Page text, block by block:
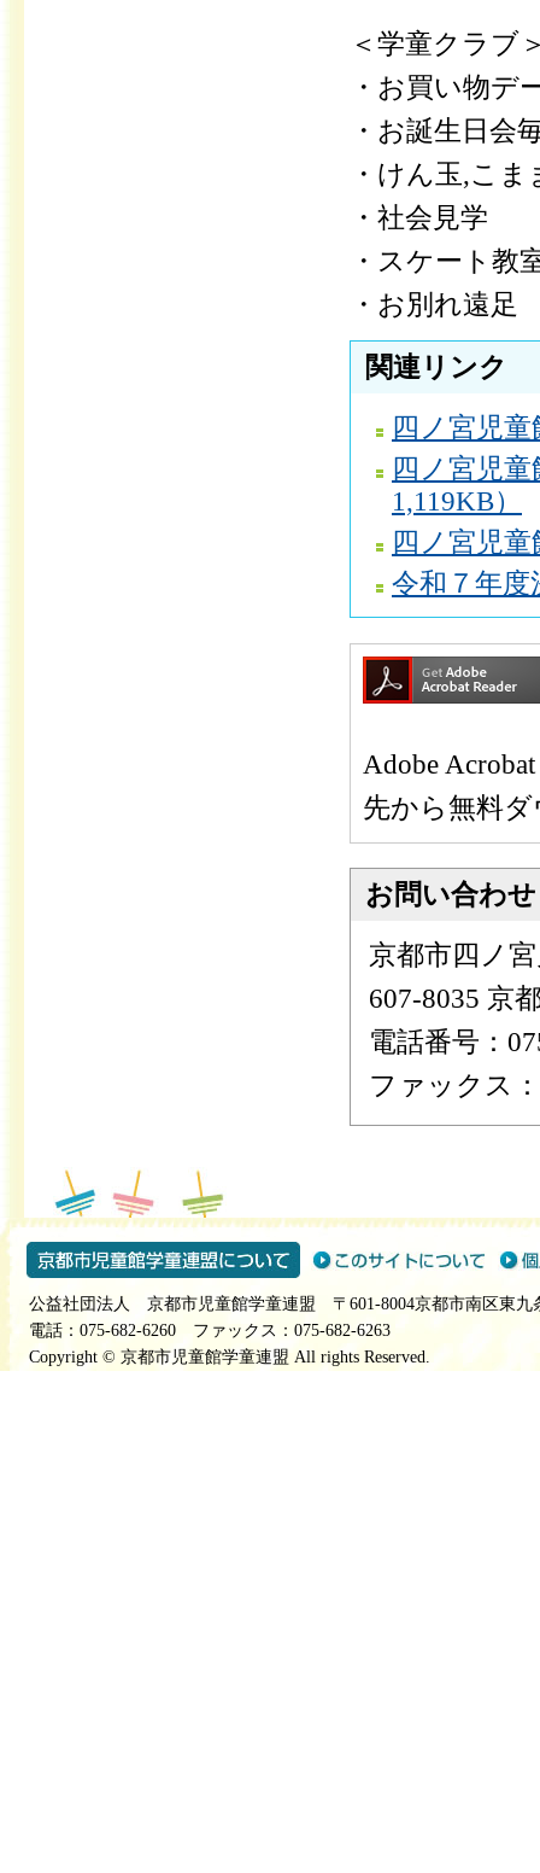
＜学童クラブ
・お買い物デ
・お誕生日会
・けん玉,こま
・社会見学
・スケート教
・お別れ遠足
関連リンク
四ノ宮児
四ノ宮児
1,119KB）
四ノ宮児
令和７年度
Adobe
先から無料
お問い合わせ
京都市四ノ
607-8035 京
電話番号：
ファックス
公益社団法人 京都市児童館学童連盟 〒601-8004京都市南区東九
電話：075-682-6260 ファックス：075-682-6263
Copyright © 京都市児童館学童連盟 All rights Reserved.